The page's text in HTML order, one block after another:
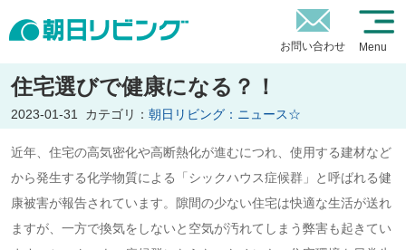
お問い合わせ Menu
住宅選びで健康になる？！
2023-01-31 カテゴリ： 朝日リビング：ニュース☆
近年、住宅の高気密化や高断熱化が進むにつれ、使用する建材など
から発生する化学物質による「シックハウス症候群」と呼ばれる健
康被害が報告されています。隙間の少ない住宅は快適な生活が送れ
ますが、一方で換気をしないと空気が汚れてしまう弊害も起きてい